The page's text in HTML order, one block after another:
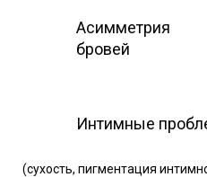
Асимметрия
бровей
Интимные
(сухость, пигментация